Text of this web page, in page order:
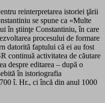
reinterpretarea istoriei ţării
se spune ca «Multe
în ştiinţe Constantiniu, în care
procesului de formare
datorită faptului că ei au fost
continuă activitatea de căutare
despre editarea – după o
în istoriografia
î. Hr., ci încă din anul 1000